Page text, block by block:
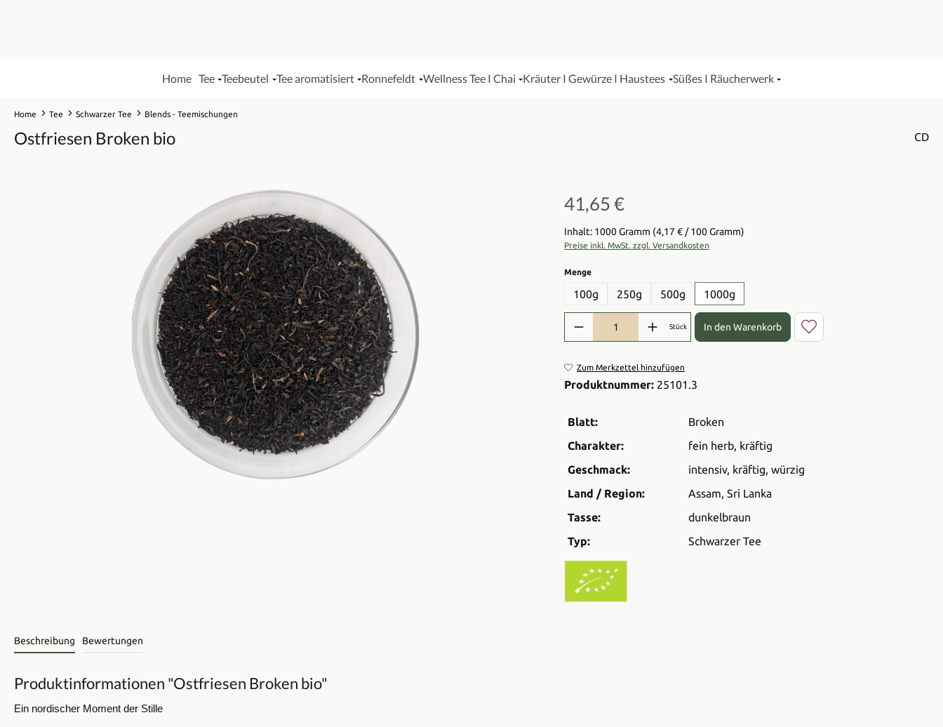
Home Tee Teebeutel Tee aromatisiert Ronnefeldt Wellness Tee I Chai Kräuter I Gewürze I Haustees Süßes I Räucherwerk
Home Tee Schwarzer Tee Blends - Teemischungen
Ostfriesen Broken bio CD
Regulärer Preis:
41,65 €
Inhalt: 1000 Gramm (4,17 € / 100 Gramm)
Preise inkl. MwSt. zzgl. Versandkosten
Mengeauswählen
100g 250g 500g 1000g
Produkt Anzahl: Gib den gewünschten Wert ein oder benutze die
Stück In den Warenkorb
Zum Merkzettel hinzufügen
Produktnummer: 25101.3
Blatt:
Broken
Charakter:
fein herb, kräftig
Geschmack:
intensiv, kräftig, würzig
Land / Region:
Assam, Sri Lanka
Tasse:
dunkelbraun
Typ:
Schwarzer Tee
Beschreibung Bewertungen
Produktinformationen "Ostfriesen Broken bio"
Ein nordischer Moment der Stille